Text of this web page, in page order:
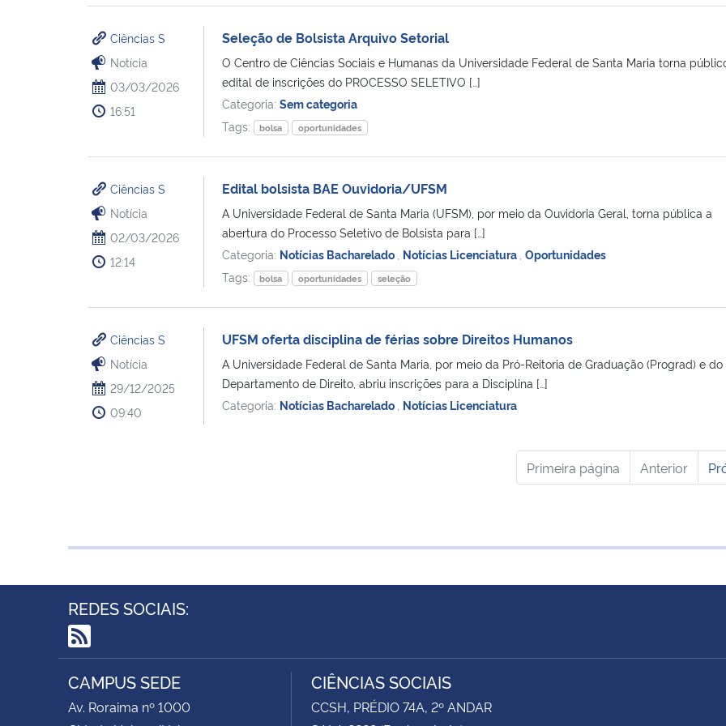
Ciências S
Notícia
03/03/2026
16:51
Seleção de Bolsista Arquivo Setorial
O Centro de Ciências Sociais e Humanas da Universidade Federal de Santa Maria torna
edital de inscrições do PROCESSO SELETIVO […]
Categoria: Sem categoria
Tags:
bolsa oportunidades
Ciências S
Notícia
02/03/2026
12:14
Edital bolsista BAE Ouvidoria/UFSM
A Universidade Federal de Santa Maria (UFSM), por meio da Ouvidoria Geral, torna pública a
abertura do Processo Seletivo de Bolsista para […]
Categoria: Notícias Bacharelado Notícias Licenciatura Oportunidades
Tags:
bolsa oportunidades seleção
Ciências S
Notícia
29/12/2025
09:40
UFSM oferta disciplina de férias sobre Direitos Humanos
A Universidade Federal de Santa Maria, por meio da Pró-Reitoria de Graduação (Prograd) e do
Departamento de Direito, abriu inscrições para a Disciplina […]
Categoria: Notícias Bacharelado Notícias Licenciatura
Primeira página Anterior
REDES SOCIAIS:
RSS
CAMPUS SEDE
Av. Roraima nº 1000
CIÊNCIAS SOCIAIS
CCSH, PRÉDIO 74A, 2º ANDAR